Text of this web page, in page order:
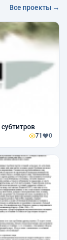
Все проекты →
71 0